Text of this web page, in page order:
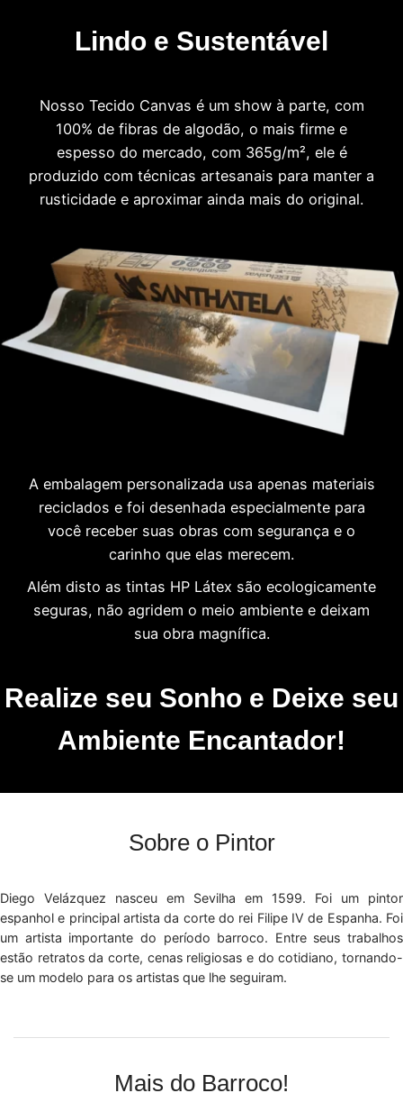
Lindo e Sustentável
Nosso Tecido Canvas é um show à parte, com
100% de fibras de algodão, o mais firme e
espesso do mercado, com 365g/m², ele é
produzido com técnicas artesanais para manter a
rusticidade e aproximar ainda mais do original.
A embalagem personalizada usa apenas materiais
reciclados e foi desenhada especialmente para
você receber suas obras com segurança e o
carinho que elas merecem.
Além disto as tintas HP Látex são ecologicamente
seguras, não agridem o meio ambiente e deixam
sua obra magnífica.
Realize seu Sonho e Deixe seu
Ambiente Encantador!
Sobre o Pintor
Diego Velázquez nasceu em Sevilha em 1599. Foi um pintor
espanhol e principal artista da corte do rei Filipe IV de Espanha. Foi
um artista importante do período barroco. Entre seus trabalhos
estão retratos da corte, cenas religiosas e do cotidiano, tornando-
se um modelo para os artistas que lhe seguiram.
Mais do Barroco!